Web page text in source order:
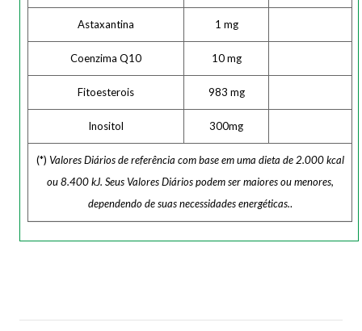
Astaxantina 1 mg
Coenzima Q10 10 mg
Fitoesterois 983 mg
Inositol 300mg
(*) Valores Diários de referência com base em uma dieta de 2.000 kcal
ou 8.400 kJ. Seus Valores Diários podem ser maiores ou menores,
dependendo de suas necessidades energéticas..